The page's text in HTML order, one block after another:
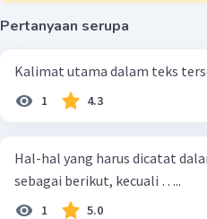
Pertanyaan serupa
Kalimat utama dalam teks
1 4.3
Hal-hal yang harus dicatat
sebagai berikut, kecuali …..
1 5.0